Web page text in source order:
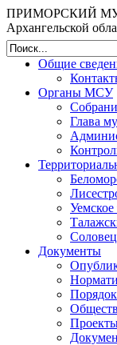
ПРИМОРСКИЙ
Архангельской
Общие
Органы МСУ
Глава
Уемское
Документы